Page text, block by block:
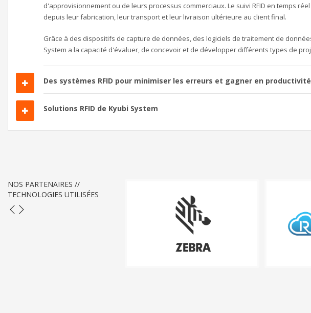
d'approvisionnement ou de leurs processus commerciaux. Le suivi RFID en temps
depuis leur fabrication, leur transport et leur livraison ultérieure au client final.
Grâce à des dispositifs de capture de données, des logiciels de traitement de
System a la capacité d'évaluer, de concevoir et de développer différents types de
Des systèmes RFID pour minimiser les erreurs et gagner en productivité
Solutions RFID de Kyubi System
NOS PARTENAIRES //
TECHNOLOGIES UTILISÉES